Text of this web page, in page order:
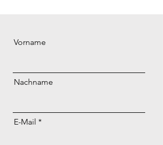
Vorname
Nachname
E-Mail